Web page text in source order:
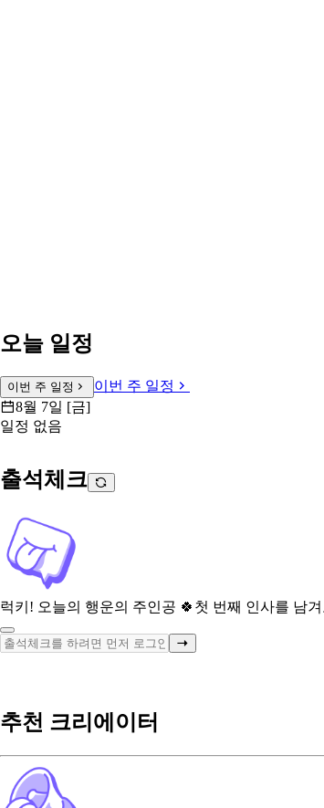
오늘 일정
이번 주 일정
이번 주 일정
8월 7일 [금]
일정 없음
출석체크
럭키! 오늘의 행운의 주인공 🍀 첫 번째 인사를 남
추천 크리에이터